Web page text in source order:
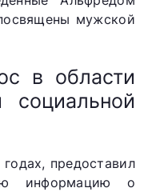
мужской
в области
социальной
предоставил
информацию о